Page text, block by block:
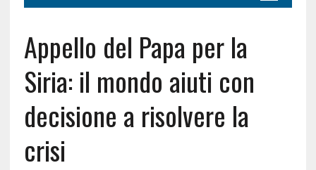
Appello del Papa per la
Siria: il mondo aiuti con
decisione a risolvere la
crisi